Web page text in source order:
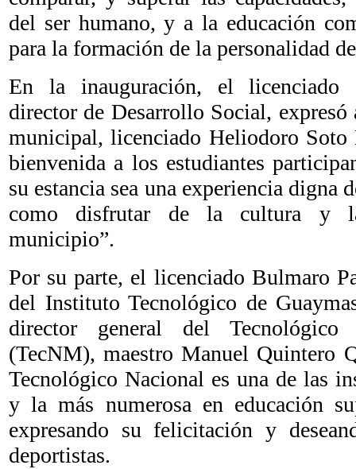
del ser humano, y a la educación
para la formación de la personalidad
En la inauguración, el licenciado
director de Desarrollo Social, expresó
municipal, licenciado Heliodoro
bienvenida a los estudiantes
su estancia sea una experiencia digna
como disfrutar de la cultura y
municipio”.
Por su parte, el licenciado Bulmaro
del Instituto Tecnológico de
director general del
(TecNM), maestro Manuel Quintero
Tecnológico Nacional es una de las
y la más numerosa en educación
expresando su felicitación y
deportistas.